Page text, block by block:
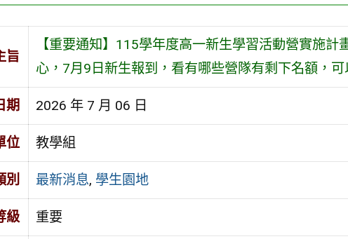
旨
【重要通知】115學年度高一新生學習活動營實施
心，7月9日新生報到，看有哪些營隊有剩下名額，可
期 2026 年 7 月 06 日
位 教學組
別 最新消息, 學生園地
級 重要